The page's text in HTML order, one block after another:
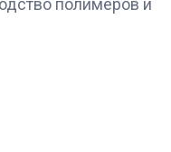
полимеров и